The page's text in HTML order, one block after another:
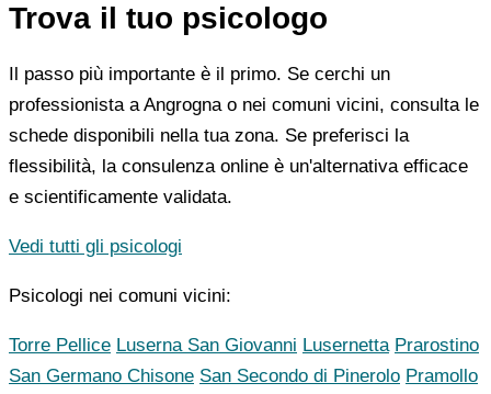
Trova il tuo psicologo
Il passo più importante è il primo. Se cerchi un
professionista a Angrogna o nei comuni vicini, consulta le
schede disponibili nella tua zona. Se preferisci la
flessibilità, la consulenza online è un'alternativa efficace
e scientificamente validata.
Vedi tutti gli psicologi
Psicologi nei comuni vicini:
Torre Pellice Luserna San Giovanni Lusernetta Prarostino
San Germano Chisone San Secondo di Pinerolo Pramollo